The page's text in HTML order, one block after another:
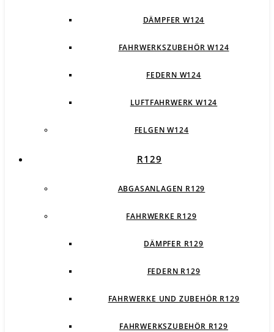
DÄMPFER W124
FAHRWERKSZUBEHÖR W124
FEDERN W124
LUFTFAHRWERK W124
FELGEN W124
R129
ABGASANLAGEN R129
FAHRWERKE R129
DÄMPFER R129
FEDERN R129
FAHRWERKE UND ZUBEHÖR R129
FAHRWERKSZUBEHÖR R129